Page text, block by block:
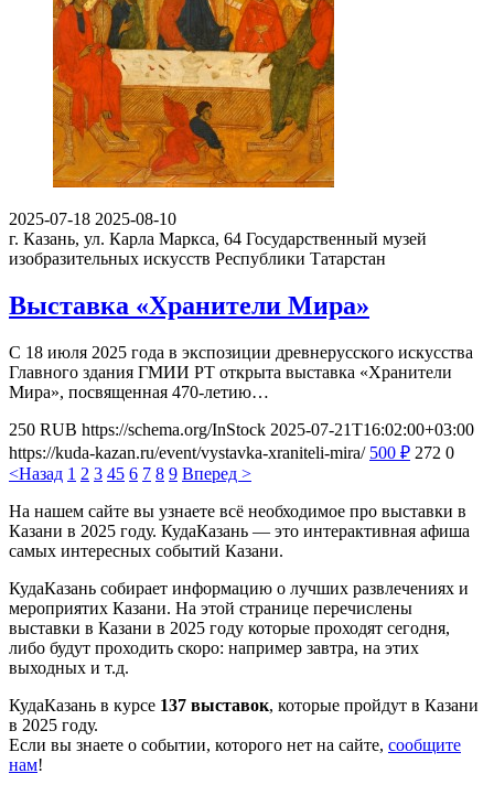
2025-07-18 2025-08-10
г. Казань, ул. Карла Маркса, 64 Государственный музей
изобразительных искусств Республики Татарстан
Выставка «Хранители Мира»
С 18 июля 2025 года в экспозиции древнерусского искусства
Главного здания ГМИИ РТ открыта выставка «Хранители
Мира», посвященная 470-летию…
250 RUB https://schema.org/InStock 2025-07-21T16:02:00+03:00
https://kuda-kazan.ru/event/vystavka-xraniteli-mira/ 500 ₽ 272 0
<Назад 1 2 3 45 6 7 8 9 Вперед >
На нашем сайте вы узнаете всё необходимое про выставки в
Казани в 2025 году. КудаКазань — это интерактивная афиша
самых интересных событий Казани.
КудаКазань собирает информацию о лучших развлечениях и
мероприятих Казани. На этой странице перечислены
выставки в Казани в 2025 году которые проходят сегодня,
либо будут проходить скоро: например завтра, на этих
выходных и т.д.
КудаКазань в курсе 137 выставок, которые пройдут в Казани
в 2025 году.
Если вы знаете о событии, которого нет на сайте, сообщите
нам!